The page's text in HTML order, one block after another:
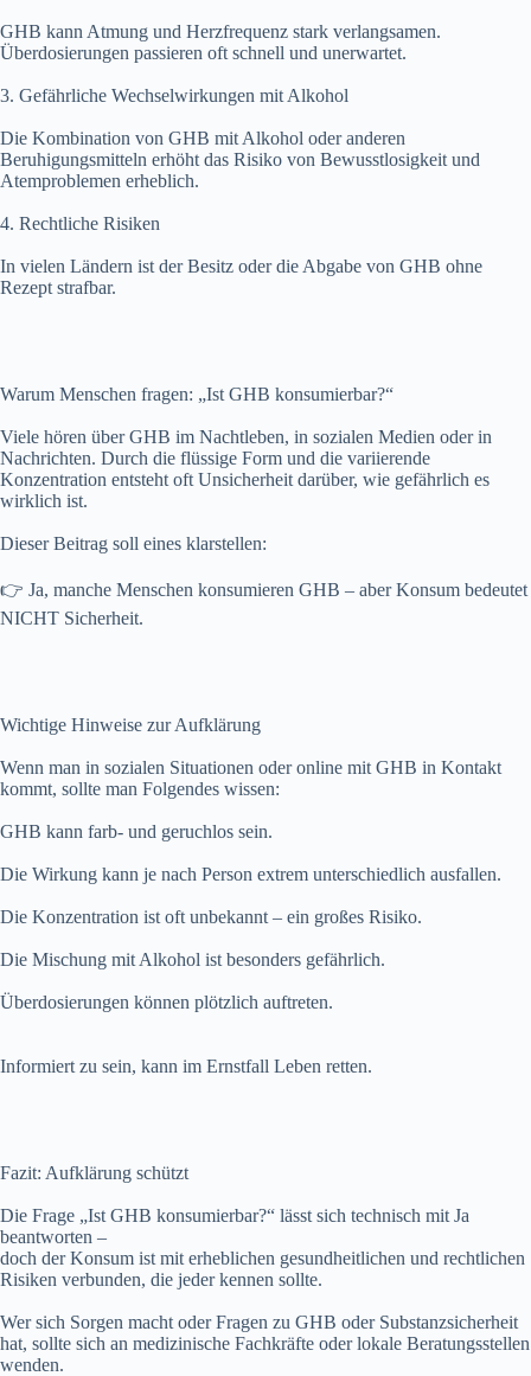
GHB kann Atmung und Herzfrequenz stark verlangsamen.
Überdosierungen passieren oft schnell und unerwartet.
3. Gefährliche Wechselwirkungen mit Alkohol
Die Kombination von GHB mit Alkohol oder anderen
Beruhigungsmitteln erhöht das Risiko von Bewusstlosigkeit und
Atemproblemen erheblich.
4. Rechtliche Risiken
In vielen Ländern ist der Besitz oder die Abgabe von GHB ohne
Rezept strafbar.
Warum Menschen fragen: „Ist GHB konsumierbar?“
Viele hören über GHB im Nachtleben, in sozialen Medien oder in
Nachrichten. Durch die flüssige Form und die variierende
Konzentration entsteht oft Unsicherheit darüber, wie gefährlich es
wirklich ist.
Dieser Beitrag soll eines klarstellen:
👉 Ja, manche Menschen konsumieren GHB – aber Konsum bedeutet
NICHT Sicherheit.
Wichtige Hinweise zur Aufklärung
Wenn man in sozialen Situationen oder online mit GHB in Kontakt
kommt, sollte man Folgendes wissen:
GHB kann farb- und geruchlos sein.
Die Wirkung kann je nach Person extrem unterschiedlich ausfallen.
Die Konzentration ist oft unbekannt – ein großes Risiko.
Die Mischung mit Alkohol ist besonders gefährlich.
Überdosierungen können plötzlich auftreten.
Informiert zu sein, kann im Ernstfall Leben retten.
Fazit: Aufklärung schützt
Die Frage „Ist GHB konsumierbar?“ lässt sich technisch mit Ja
beantworten –
doch der Konsum ist mit erheblichen gesundheitlichen und rechtlichen
Risiken verbunden, die jeder kennen sollte.
Wer sich Sorgen macht oder Fragen zu GHB oder Substanzsicherheit
hat, sollte sich an medizinische Fachkräfte oder lokale Beratungsstellen
wenden.